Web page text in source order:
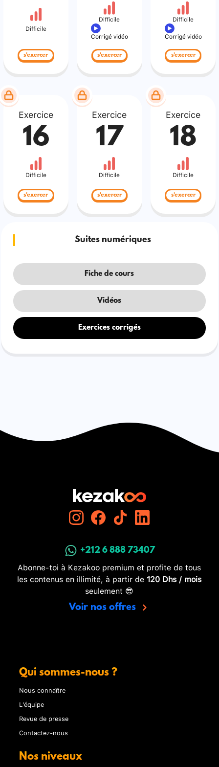
Difficile
s'exercer
Difficile
Corrigé vidéo
s'exercer
Difficile
Corrigé vidéo
s'exercer
Exercice
16
Difficile
s'exercer
Exercice
17
Difficile
s'exercer
Exercice
18
Difficile
s'exercer
Suites numériques
Fiche de cours
Vidéos
Exercices corrigés
+212 6 888 73407
Abonne-toi à Kezakoo premium et profite de tous
les contenus en illimité, à partir de 120 Dhs / mois
seulement 😎
Voir nos offres
Qui sommes-nous ?
Nous connaître
L'équipe
Revue de presse
Contactez-nous
Nos niveaux